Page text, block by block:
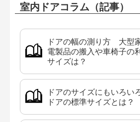
室内ドアコラム（記事）
ドアの幅の測り方 大型
電製品の搬入や車椅子の
サイズは？
ドアのサイズにもいろい
ドアの標準サイズとは？